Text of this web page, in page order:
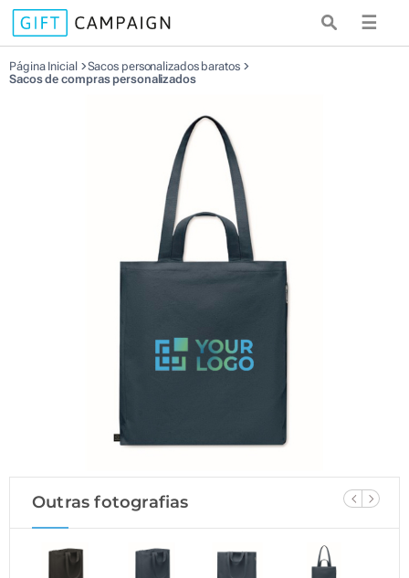
☰
Página Inicial
Sacos personalizados baratos
Sacos de compras personalizados
Outras fotografias